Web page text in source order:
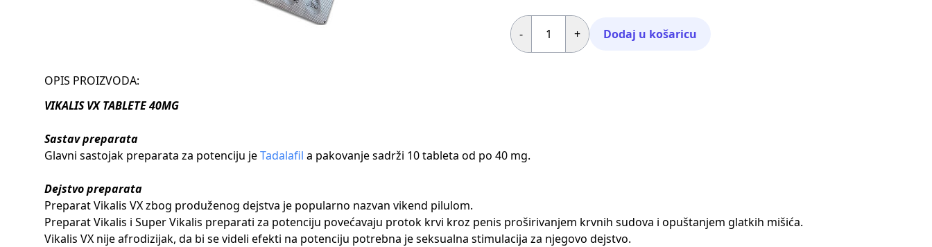
- + Dodaj u košaricu
OPIS PROIZVODA:
VIKALIS VX TABLETE 40MG
Sastav preparata
Glavni sastojak preparata za potenciju jeTadalafil a pakovanje sadrži 10 tableta od po 40 mg.
Dejstvo preparata
Preparat Vikalis VX zbog produženog dejstva je popularno nazvan vikend pilulom.
Preparat Vikalis i Super Vikalis preparati za potenciju povećavaju protok krvi kroz penis proširivanjem krvnih sudova i opuštanjem glatkih mišića.
Vikalis VX nije afrodizijak, da bi se videli efekti na potenciju potrebna je seksualna stimulacija za njegovo dejstvo.